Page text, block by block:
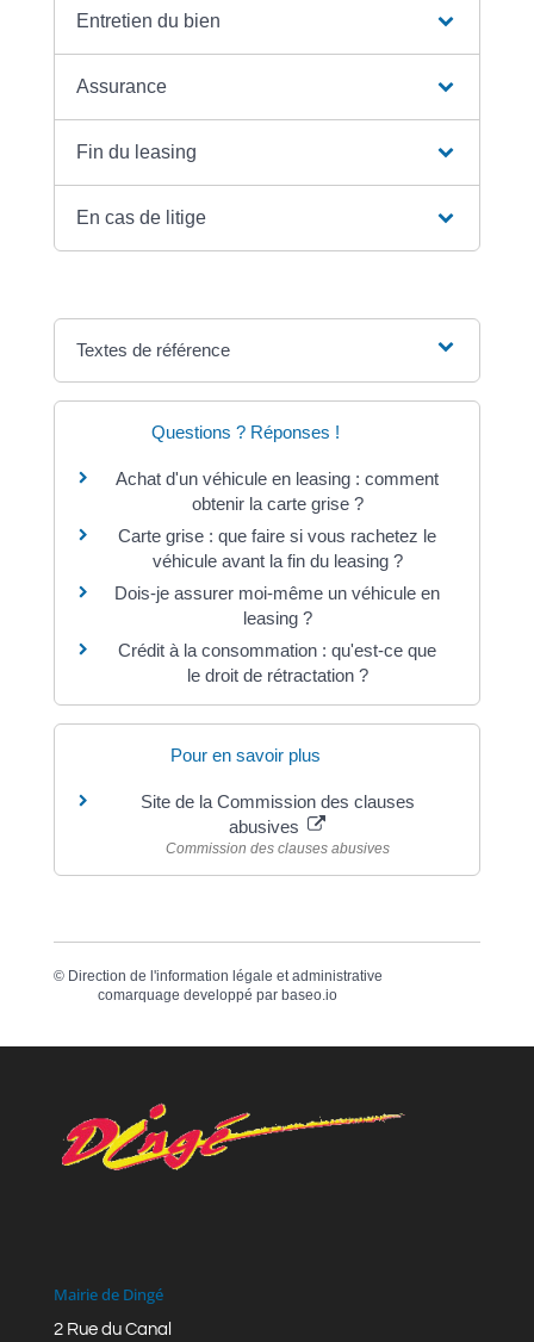
Entretien du bien
Assurance
Fin du leasing
En cas de litige
Textes de référence
Questions ? Réponses !
Achat d'un véhicule en leasing : comment
obtenir la carte grise ?
Carte grise : que faire si vous rachetez le
véhicule avant la fin du leasing ?
Dois-je assurer moi-même un véhicule en
leasing ?
Crédit à la consommation : qu'est-ce que
le droit de rétractation ?
Pour en savoir plus
Site de la Commission des clauses
abusives
Commission des clauses abusives
© Direction de l'information légale et administrative
comarquage developpé par baseo.io
Mairie de Dingé
2 Rue du Canal